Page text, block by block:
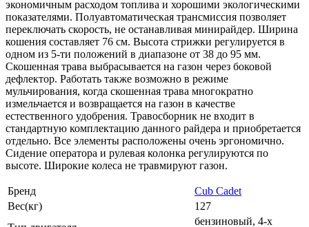
экономичным расходом топлива и хорошими экологическими
показателями. Полуавтоматическая трансмиссия позволяет
переключать скорость, не останавливая минирайдер. Ширина
кошения составляет 76 см. Высота стрижки регулируется в
одном из 5-ти положений в диапазоне от 38 до 95 мм.
Скошенная трава выбрасывается на газон через боковой
дефлектор. Работать также возможно в режиме
мульчирования, когда скошенная трава многократно
измельчается и возвращается на газон в качестве
естественного удобрения. Травосборник не входит в
стандартную комплектацию данного райдера и приобретается
отдельно. Все элементы расположены очень эргономично.
Сидение оператора и рулевая колонка регулируются по
высоте. Широкие колеса не травмируют газон.
Бренд
Cub Cadet
Вес(кг)
127
бензиновый, 4-х